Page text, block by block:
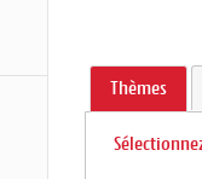
Thèmes